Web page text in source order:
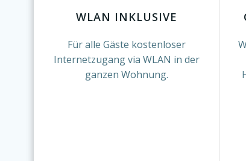
WLAN INKLUSIVE
Für alle Gäste kostenloser
Internetzugang via WLAN in der
ganzen Wohnung.